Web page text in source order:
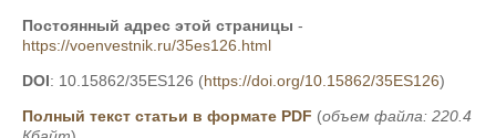
Постоянный адрес этой страницы -
https://voenvestnik.ru/35es126.html
DOI: 10.15862/35ES126 (https://doi.org/10.15862/35ES126)
Полный текст статьи в формате PDF (объем файла: 220.4